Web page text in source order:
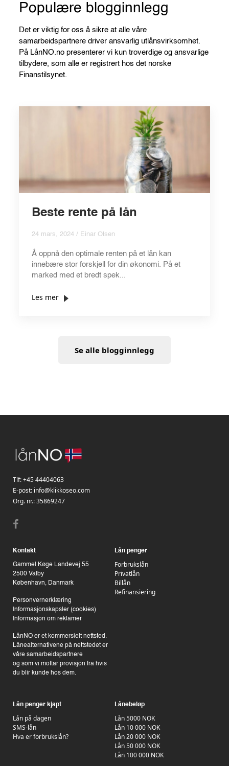
Populære blogginnlegg
Det er viktig for oss å sikre at alle våre
samarbeidspartnere driver ansvarlig utlånsvirksomhet.
På LånNO.no presenterer vi kun troverdige og ansvarlige
tilbydere, som alle er registrert hos det norske
Finanstilsynet.
Beste rente på lån
24 mars, 2024 / Einar Olsen
Å oppnå den optimale renten på et lån kan
innebære stor forskjell for din økonomi. På et
marked med et bredt spek...
Les mer
Se alle blogginnlegg
Tlf:+45 44404063
E-post: info@klikkoseo.com
Org. nr.:35869247
Kontakt
Gammel Køge Landevej 55
2500 Valby
København, Danmark
Personvernerklæring
Informasjonskapsler (cookies)
Informasjon om reklamer
LånNO er et kommersielt nettsted.
Lånealternativene på nettstedet er
våre samarbeidspartnere
og som vi mottar provisjon fra hvis
du blir kunde hos dem.
Lån penger
Forbrukslån
Privatlån
Billån
Refinansiering
Lån penger kjapt
Lån på dagen
SMS-lån
Hva er forbrukslån?
Lånebeløp
Lån 5000 NOK
Lån 10 000 NOK
Lån 20 000 NOK
Lån 50 000 NOK
Lån 100 000 NOK